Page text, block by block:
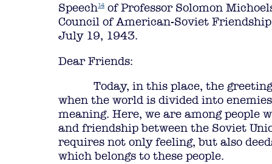
Speech14 of Professor Solomon
Council of American-Soviet
July 19, 1943.
Dear Friends:
Today, in this place, the
when the world is divided into
meaning. Here, we are among
and friendship between the Soviet
requires not only feeling, but also
which belongs to these people.